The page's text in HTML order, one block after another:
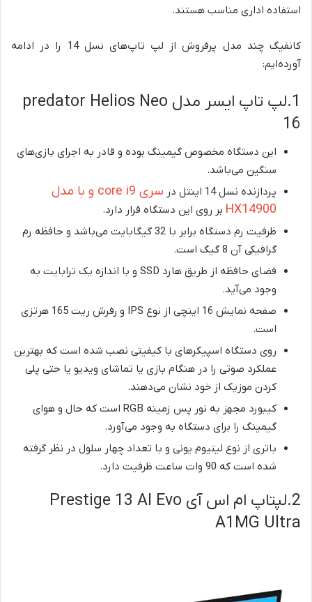
استفاده اداری مناسب هستند.
کانفیگ چند مدل پرفروش از لپ تاپ‌های نسل 14 را در ادامه
آورده‌ایم:
1.لپ تاپ ایسر مدل predator Helios Neo
16
این دستگاه مخصوص گیمینگ بوده و قادر به اجرای بازی‌های
سنگین می‌باشد.
پردازنده نسل 14 اینتل در
سری core i9 و با مدل
HX14900 بر روی این دستگاه قرار دارد.
ظرفیت رم دستگاه برابر با 32 گیگابایت می‌باشد و حافظه رم
گرافیکی آن 8 گیگ است.
فضای حافظه از طریق هارد SSD و با اندازه یک ترابایت به
وجود می‌آید.
صفحه نمایش 16 اینچی از نوع IPS و رفرش ریت 165 هرتزی
است.
روی دستگاه اسپیکرهای با کیفیتی نصب شده است که بهترین
عملکرد صوتی را در هنگام بازی یا تماشای ویدیو یا حتی پلی
کردن موزیک از خود نشان می‌دهند.
کیبورد مجهز به نور پس زمینه RGB است که حال و هوای
گیمینگ را برای دستگاه به وجود می‌آورد.
باتری از نوع لیتیوم یونی و با تعداد چهار سلول در نظر گرفته
شده است که 90 وات ساعت ظرفیت دارد.
2.لپتاپ ام اس آی Prestige 13 AI Evo
A1MG Ultra